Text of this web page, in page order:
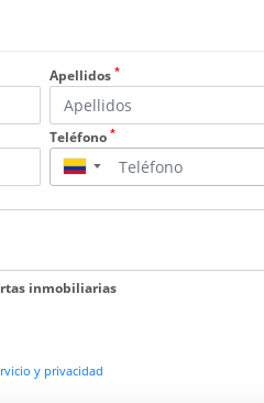
Apellidos *
Teléfono *
▼
inmobiliarias
y privacidad